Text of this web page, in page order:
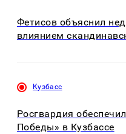
Фетисов объяснил
влиянием
Кузбасс
Росгвардия
Победы» в Кузбассе